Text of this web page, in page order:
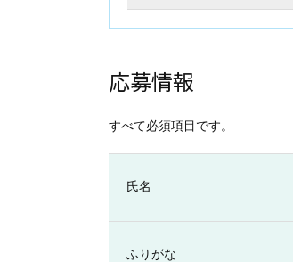
応募情報
すべて必須項目です。
氏名
ふりがな